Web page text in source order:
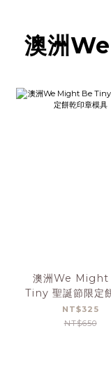
澳洲
澳洲We Might
Tiny 聖誕節限定
章模具
NT$325
NT$650